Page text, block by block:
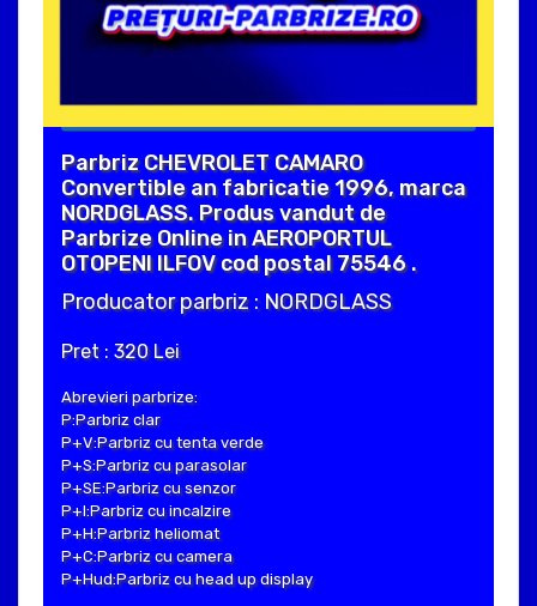
Parbriz CHEVROLET CAMARO
Convertible an fabricatie 1996, marca
NORDGLASS. Produs vandut de
Parbrize Online in AEROPORTUL
OTOPENI ILFOV cod postal 75546 .
Producator parbriz : NORDGLASS
Pret : 320 Lei
Abrevieri parbrize:
P:Parbriz clar
P+V:Parbriz cu tenta verde
P+S:Parbriz cu parasolar
P+SE:Parbriz cu senzor
P+I:Parbriz cu incalzire
P+H:Parbriz heliomat
P+C:Parbriz cu camera
P+Hud:Parbriz cu head up display